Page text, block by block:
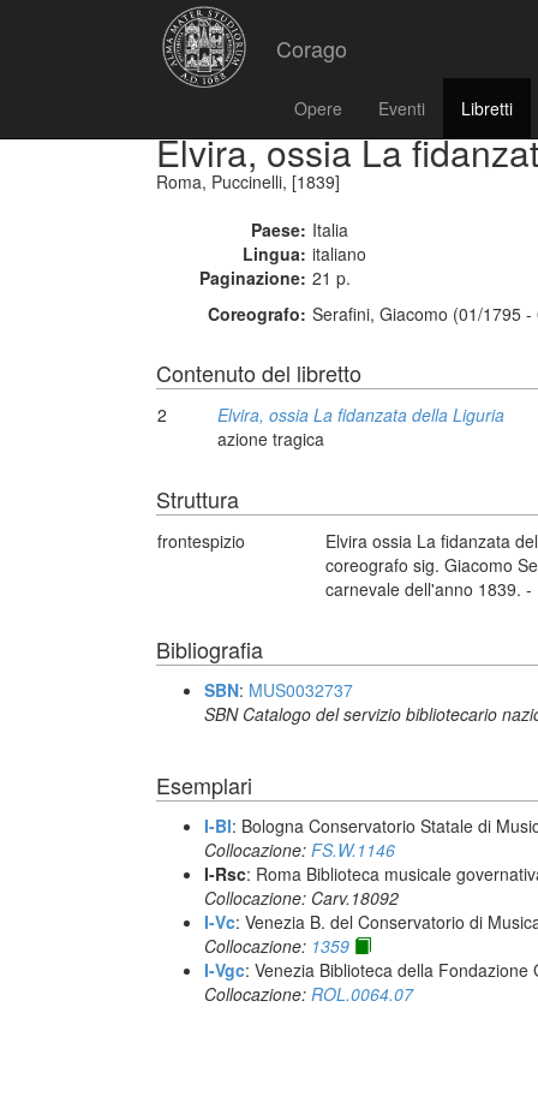
Corago
Opere Eventi Libretti
Elvira, ossia La
Roma, Puccinelli, [1839]
Paese: Italia
Lingua: italiano
Paginazione: 21 p.
Coreografo: Serafini, Giacomo (01/1795 -
Contenuto del libretto
2
Elvira, ossia La fidanzata della Liguria
azione tragica
Struttura
frontespizio
Elvira ossia La fidanzata
coreografo sig. Giacomo
carnevale dell'anno 1839.
Bibliografia
SBN: MUS0032737
SBN Catalogo del servizio bibliotecario
Esemplari
I-Bl: Bologna Conservatorio Statale di
Collocazione: FS.W.1146
I-Rsc: Roma Biblioteca musicale
Collocazione: Carv.18092
I-Vc: Venezia B. del Conservatorio di
Collocazione: 1359
I-Vgc: Venezia Biblioteca della Fondazione
Collocazione: ROL.0064.07